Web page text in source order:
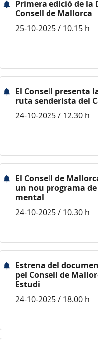
Primera edició de la
Consell de Mallorca
25-10-2025 / 10.15 h
El Consell presenta
ruta senderista del
24-10-2025 / 12.30 h
El Consell de
un nou programa
mental
24-10-2025 / 10.30 h
Estrena del
pel Consell de
Estudi
24-10-2025 / 18.00 h